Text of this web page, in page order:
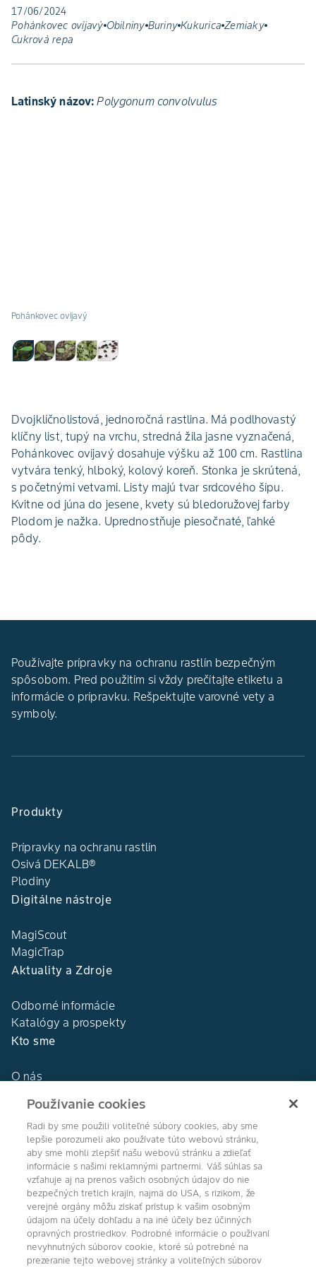
17/06/2024
Pohánkovec ovíjavý Obilniny Buriny Kukurica Zemiaky
Cukrová repa
Latinský názov: Polygonum convolvulus
Pohánkovec ovíjavý
Dvojklíčnolistová, jednoročná rastlina. Má podlhovastý
klíčny list, tupý na vrchu, stredná žila jasne vyznačená,
Pohánkovec ovíjavý dosahuje výšku až 100 cm. Rastlina
vytvára tenký, hlboký, kolový koreň. Stonka je skrútená,
s početnými vetvami. Listy majú tvar srdcového šípu.
Kvitne od júna do jesene, kvety sú bledoružovej farby
Plodom je nažka. Uprednostňuje piesočnaté, ľahké
pôdy.
Používajte prípravky na ochranu rastlín bezpečným
spôsobom. Pred použitím si vždy prečítajte etiketu a
informácie o prípravku. Rešpektujte varovné vety a
symboly.
Produkty
Prípravky na ochranu rastlín
Osivá DEKALB®
Plodiny
Digitálne nástroje
MagiScout
MagicTrap
Aktuality a Zdroje
Odborné informácie
Katalógy a prospekty
Kto sme
O nás
DEKALB®
Naše hodnoty
Agro Bayer
Slovensko
Používanie cookies
Radi by sme použili voliteľné súbory cookies, aby sme
lepšie porozumeli ako používate túto webovú stránku,
aby sme mohli zlepšiť našu webovú stránku a zdieľať
informácie s našimi reklamnými partnermi. Váš súhlas sa
vzťahuje aj na prenos vašich osobných údajov do nie
bezpečných tretích krajín, najmä do USA, s rizikom, že
verejné orgány môžu získať prístup k vašim osobným
údajom na účely dohľadu a na iné účely bez účinných
opravných prostriedkov. Podrobné informácie o používaní
nevyhnutných súborov cookie, ktoré sú potrebné na
prezeranie tejto webovej stránky a voliteľných súborov